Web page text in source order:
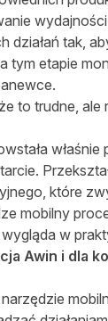
działań tak,
tym etapie
to trudne, ale
właśnie
które
mobilny
w
Awin i dla